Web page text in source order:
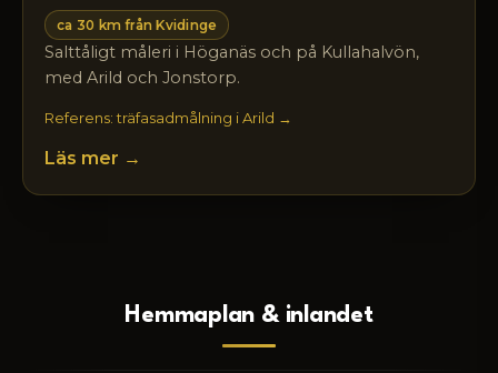
ca 30 km från Kvidinge
Salttåligt måleri i Höganäs och på Kullahalvön,
med Arild och Jonstorp.
Referens: träfasadmålning i Arild →
Läs mer →
Hemmaplan & inlandet